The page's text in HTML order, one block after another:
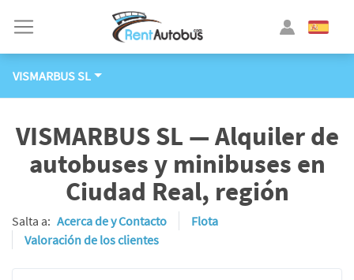
VISMARBUS SL
VISMARBUS SL — Alquiler de
autobuses y minibuses en
Ciudad Real, región
Salta a: Acerca de y Contacto
Flota
Valoración de los clientes